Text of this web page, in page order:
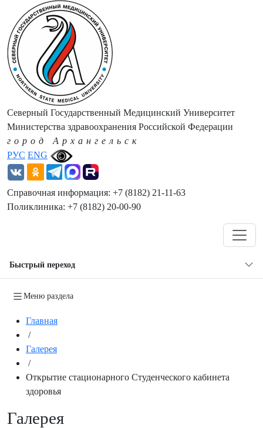
РУС ENG
Северный Государственный Медицинский Университет
Министерства здравоохранения Российской Федерации
город Архангельск
Справочная информация: +7 (8182) 21-11-63
Поликлиника: +7 (8182) 20-00-90
Быстрый переход
Меню раздела
Главная
/
Галерея
/
Открытие стационарного Студенческого кабинета
здоровья
Галерея